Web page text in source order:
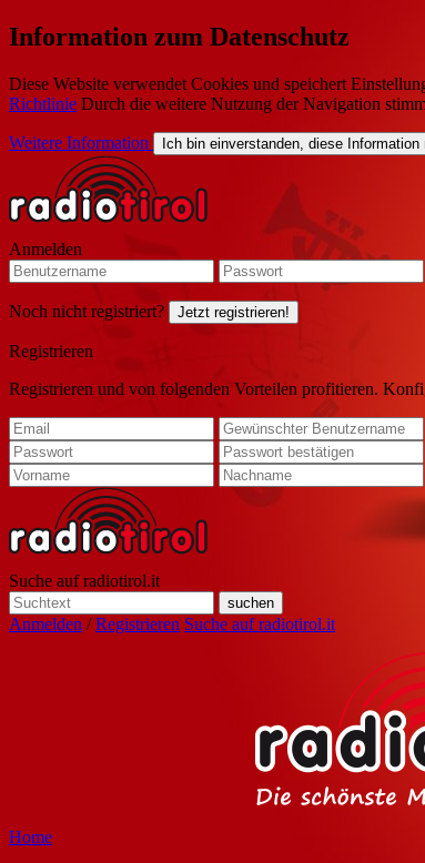
Information zum Datenschutz
Diese Website verwendet Cookies und speichert
Richtlinie Durch die weitere Nutzung der Navigation
Weitere Information Ich bin einverstanden, diese Information
Anmelden
Noch nicht registriert? Jetzt registrieren!
Registrieren
Registrieren und von folgenden Vorteilen profitieren.
Suche auf radiotirol.it
Anmelden /Registrieren Suche auf radiotirol.it
Home